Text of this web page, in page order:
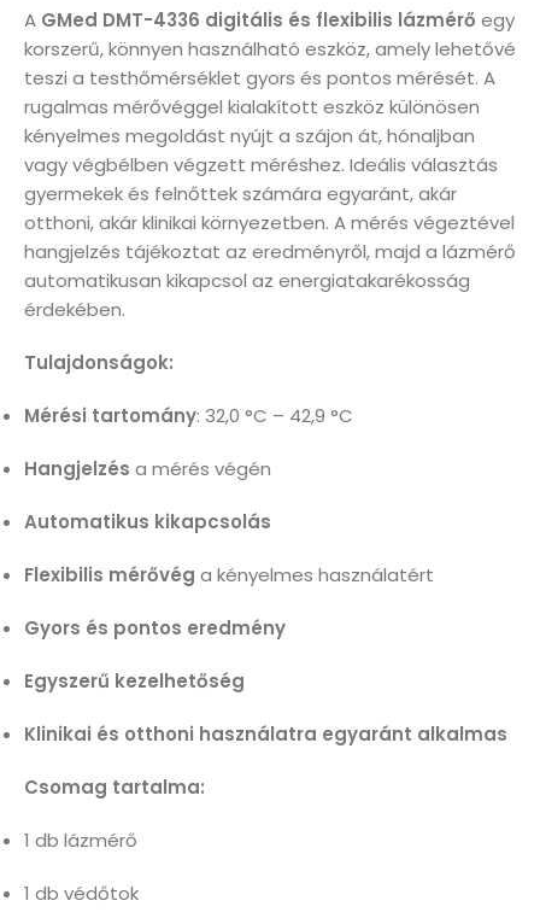
A GMed DMT-4336 digitális és flexibilis lázmérő egy
korszerű, könnyen használható eszköz, amely lehetővé
teszi a testhőmérséklet gyors és pontos mérését. A
rugalmas mérővéggel kialakított eszköz különösen
kényelmes megoldást nyújt a szájon át, hónaljban
vagy végbélben végzett méréshez. Ideális választás
gyermekek és felnőttek számára egyaránt, akár
otthoni, akár klinikai környezetben. A mérés végeztével
hangjelzés tájékoztat az eredményről, majd a lázmérő
automatikusan kikapcsol az energiatakarékosság
érdekében.
Tulajdonságok:
Mérési tartomány: 32,0 °C – 42,9 °C
Hangjelzés a mérés végén
Automatikus kikapcsolás
Flexibilis mérővég a kényelmes használatért
Gyors és pontos eredmény
Egyszerű kezelhetőség
Klinikai és otthoni használatra egyaránt alkalmas
Csomag tartalma:
1 db lázmérő
1 db védőtok